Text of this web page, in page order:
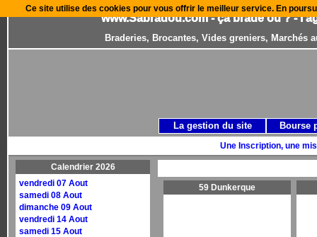
www.Sabradou.com - ça brade où ? -
Braderies, Brocantes, Vides greniers, Marchés
Une Inscription, une
Calendrier 2026
vendredi 07 Aout
samedi 08 Aout
dimanche 09 Aout
vendredi 14 Aout
samedi 15 Aout
59 Dunkerque
La gestion du site Bourse
Ce site utilise des cookies pour vous offrir le meilleur service. En